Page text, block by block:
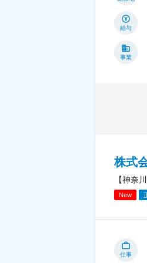
給与
事業
株式
【神奈
New
仕事